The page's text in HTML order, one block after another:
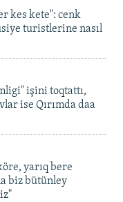
kes kete": cenk
turistlerine nasıl
işini toqtattı,
ise Qırımda daa
yarıq bere
biz bütünley